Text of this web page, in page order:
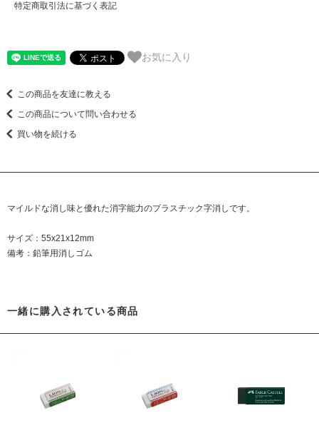
特定商取引法に基づく表記
お気に入り
この商品を友達に教える
この商品について問い合わせる
買い物を続ける
マイルドな消し味と優れた消字能力のプラスチック字消しです。
サイズ：55x21x12mm
備考：鉛筆用消しゴム
一緒に購入されている商品